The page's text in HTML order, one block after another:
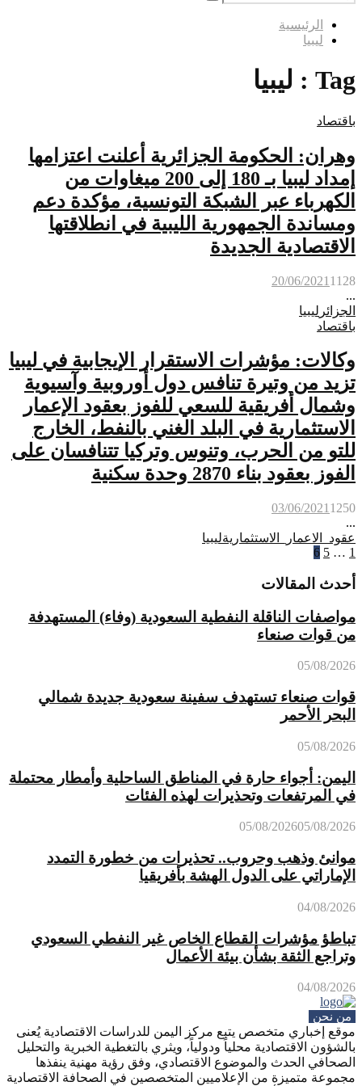
for:
Search
الرئيسية
ليبيا
Tag : ليبيا
باقتصاد
وهران: الحكومة الجزائرية أعلنت اعتزامها
إمداد ليبيا بـ 180 إلى 200 ميغاوات من
الكهرباء عبر الشبكة التونسية، مؤكدة دعم
ومساندة الجمهورية الليبية في انطلاقتها
الاقتصادية الجديدة
20/06/20211128
...
الجزائر ليبيا
باقتصاد
وكالات: مؤشرات الاستقرار الإيجابية في ليبيا
تزيد من وتيرة تنافس دول أوروبية وآسيوية
وشمال أفريقية للسعي للفوز بعقود الإعمار
الاستثمارية في البلد الغني بالنفط، الخارج
للتو من الحرب، وتنوس وتركيا تتنافسان على
الفوز بعقود بناء 2870 وحدة سكنية
03/06/20211250
...
عقود_الاعمار_الاستثماريةليبيا
تعدد
صفحات
1
…
5
6
أحدث المقالات
مواصفات الناقلة النفطية السعودية (وفاء) المستهدفة
من قوات صنعاء
05/08/2026
قوات صنعاء تستهدف سفينة سعودية جديدة شمالي
البحر الأحمر
05/08/2026
اليمن: أجواء حارة في المناطق الساحلية وأمطار محتملة
في المرتفعات وتحذيرات لهذه الفئات
05/08/202605/08/2026
موانئ وذهب وحروب.. تحذيرات من خطورة التمدد
الإماراتي على الدول الهشة بأفريقيا
04/08/2026
تباطؤ مؤشرات القطاع الخاص غير النفطي السعودي
وتراجع الثقة بشأن بيئة الأعمال
04/08/2026
من نحن
موقع إخباري متخصص يتبع مركز اليمن للدراسات الاقتصادية يُعنى
بالشؤون الاقتصادية محلياً ودولياً، ويثري بالتغطية الخبرية والتحليل
الصحافي الحدث والموضوع الاقتصادي، وفق رؤية مهنية ينفذها
مجموعة متميزة من الإعلاميين المتخصصين في الصحافة الاقتصادية